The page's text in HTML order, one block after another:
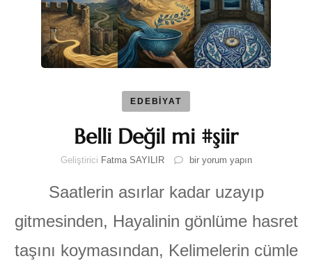
EDEBİYAT
Belli Değil mi #şiir
Geliştirici Fatma SAYILIR
Belli
mi
#şiir
için
bir yorum yapın
Saatlerin asırlar kadar uzayıp
gitmesinden, Hayalinin gönlüme hasret
taşını koymasından, Kelimelerin cümle